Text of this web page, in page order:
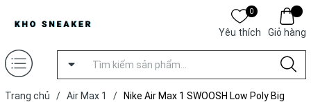
0
Yêu thích Giỏ hàng
Trang chủ / Air Max 1 /
Nike Air Max 1 SWOOSH Low Poly Big